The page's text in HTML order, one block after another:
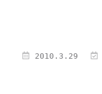
2010.3.29